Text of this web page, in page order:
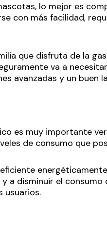
lo mejor es
con más facilidad,
que disfruta de la
va a
avanzadas y un buen
es muy importante
de consumo que
a disminuir el consumo
usuarios.